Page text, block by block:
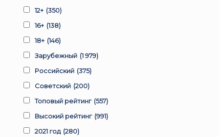
12+ (350)
16+ (138)
18+ (146)
Зарубежный (1 979)
Российский (375)
Советский (200)
Топовый рейтинг (557)
Высокий рейтинг (991)
2021 год (280)